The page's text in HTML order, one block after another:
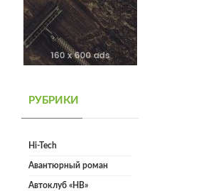
РУБРИКИ
Hi-Tech
Авантюрный роман
Автоклуб «НВ»